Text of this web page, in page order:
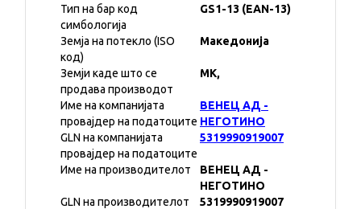
Тип на бар код
симбологија
GS1-13 (EAN-13)
Земја на потекло (ISO
код)
Македонија
Земји каде што се
продава производот
MK,
Име на компанијата
провајдер на податоците
ВЕНЕЦ АД -
НЕГОТИНО
GLN на компанијата
провајдер на податоците
5319990919007
Име на производителот
ВЕНЕЦ АД -
НЕГОТИНО
GLN на производителот
5319990919007